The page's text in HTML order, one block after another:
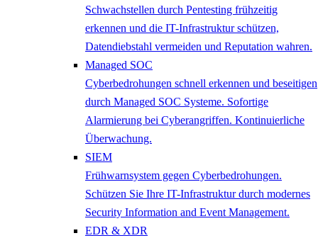
Schwachstellen durch Pentesting frühzeitig
erkennen und die IT-Infrastruktur schützen,
Datendiebstahl vermeiden und Reputation wahren.
Managed SOC
Cyberbedrohungen schnell erkennen und beseitigen
durch Managed SOC Systeme. Sofortige
Alarmierung bei Cyberangriffen. Kontinuierliche
Überwachung.
SIEM
Frühwarnsystem gegen Cyberbedrohungen.
Schützen Sie Ihre IT-Infrastruktur durch modernes
Security Information and Event Management.
EDR & XDR